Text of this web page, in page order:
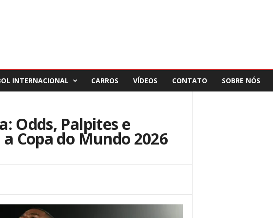
INTERNACIONAL CARROS VÍDEOS CONTATO SOBRE NÓS
Odds, Palpites e
Copa do Mundo 2026